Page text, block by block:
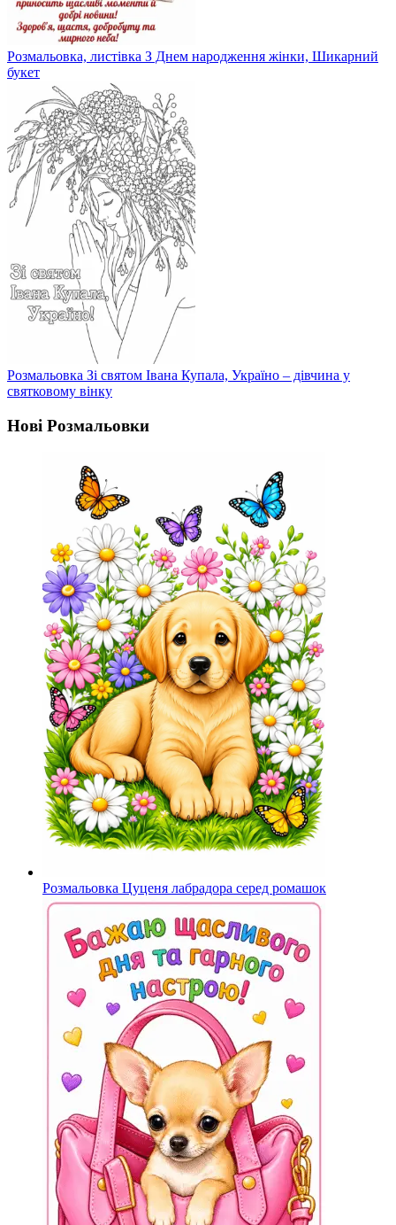
Розмальовка, листівка З Днем народження жінки, Шикарний
букет
Розмальовка Зі святом Івана Купала, Україно – дівчина у
святковому вінку
Нові Розмальовки
Розмальовка Цуценя лабрадора серед ромашок